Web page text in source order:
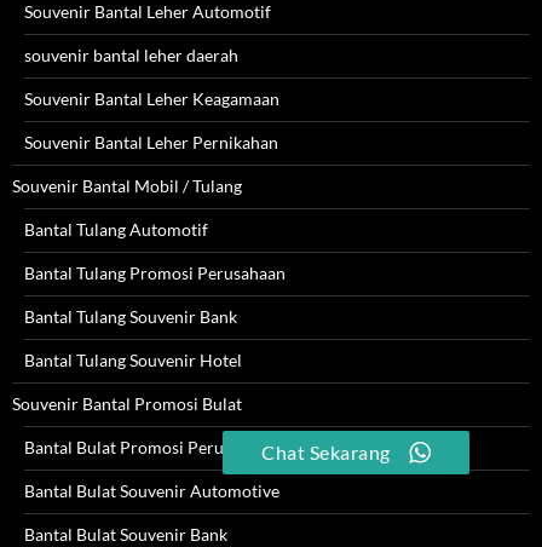
Souvenir Bantal Leher Automotif
souvenir bantal leher daerah
Souvenir Bantal Leher Keagamaan
Souvenir Bantal Leher Pernikahan
Souvenir Bantal Mobil / Tulang
Bantal Tulang Automotif
Bantal Tulang Promosi Perusahaan
Bantal Tulang Souvenir Bank
Bantal Tulang Souvenir Hotel
Souvenir Bantal Promosi Bulat
Bantal Bulat Promosi Perusahaan
Bantal Bulat Souvenir Automotive
Bantal Bulat Souvenir Bank
Chat Sekarang